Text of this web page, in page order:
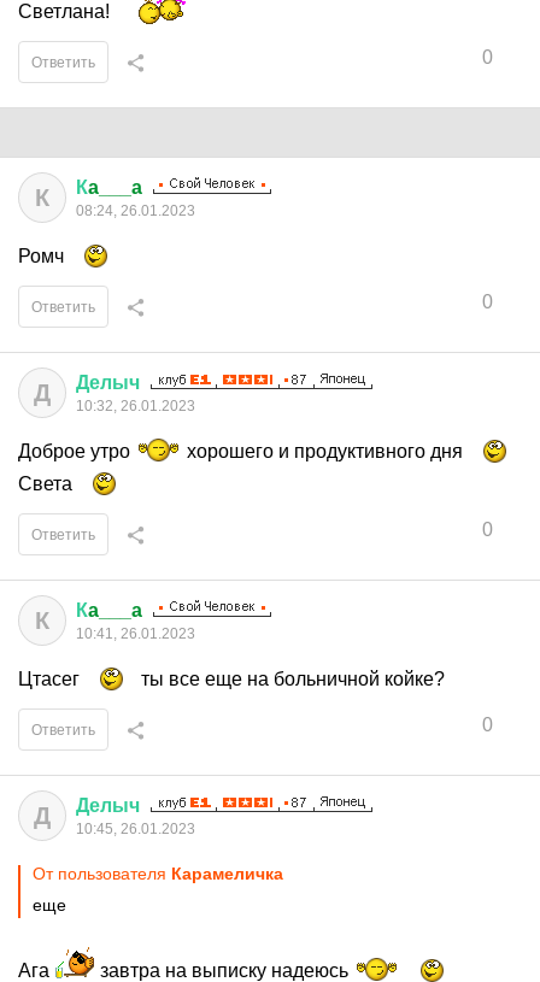
Светлана!
0
Ответить
К Кa___a
08:24, 26.01.2023
Ромч
0
Ответить
Д Делыч
10:32, 26.01.2023
Доброе утро
хорошего и продуктивного дня
Света
0
Ответить
К Кa___a
10:41, 26.01.2023
Цтасег ты все еще на больничной койке?
0
Ответить
Д Делыч
10:45, 26.01.2023
От пользователя Кaрaмeличкa
еще
Ага
завтра на выписку надеюсь